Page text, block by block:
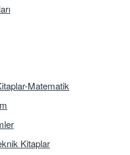
Matematik
Kitaplar